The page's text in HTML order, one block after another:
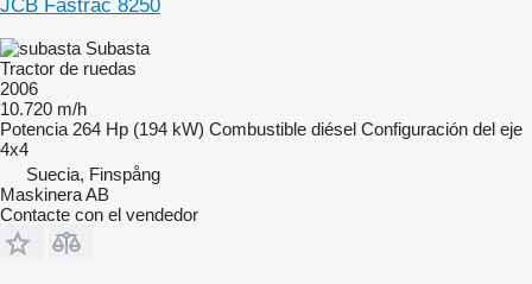
JCB Fastrac 8250
Subasta
Tractor de ruedas
2006
10.720 m/h
Potencia 264 Hp (194 kW) Combustible diésel Configuración del eje
4x4
Suecia, Finspång
Maskinera AB
Contacte con el vendedor